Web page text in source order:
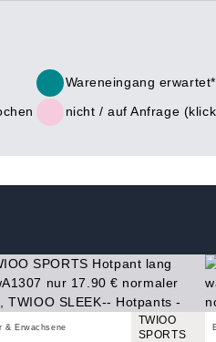
Wareneingang erwartet*
nicht / auf Anfrage
& Erwachsene
TWIOO
SPORTS